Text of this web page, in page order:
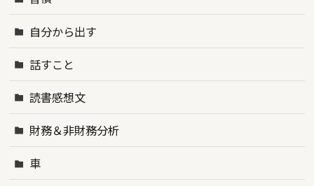
自分から出す
話すこと
読書感想文
財務＆非財務分析
車